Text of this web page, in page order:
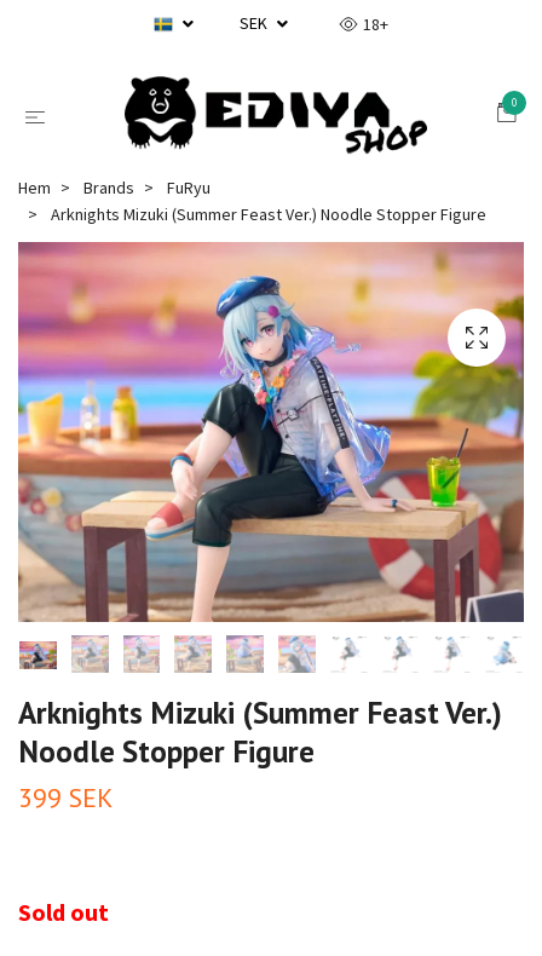
SEK 18+
0
Hem Brands
FuRyu
Arknights Mizuki (Summer Feast Ver.) Noodle Stopper Figure
Arknights Mizuki (Summer Feast Ver.)
Noodle Stopper Figure
399 SEK
Sold out